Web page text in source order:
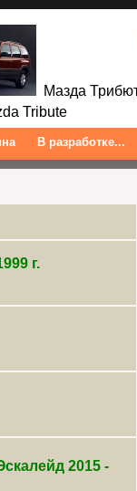
Мазда
Ford
В разработке...
г.
2015 -